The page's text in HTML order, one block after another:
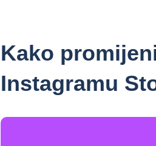
Kako
Instagramu